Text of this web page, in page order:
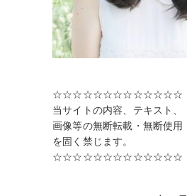
☆☆☆☆☆☆☆☆☆☆☆☆☆
当サイトの内容、テキスト、
画像等の無断転載・無断使用
を固く禁じます。
☆☆☆☆☆☆☆☆☆☆☆☆☆